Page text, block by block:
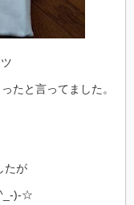
たと言ってました。
たが
)-☆